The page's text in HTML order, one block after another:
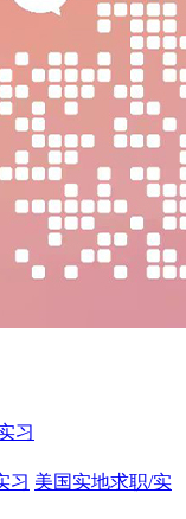
习
习 美国实地求职/实